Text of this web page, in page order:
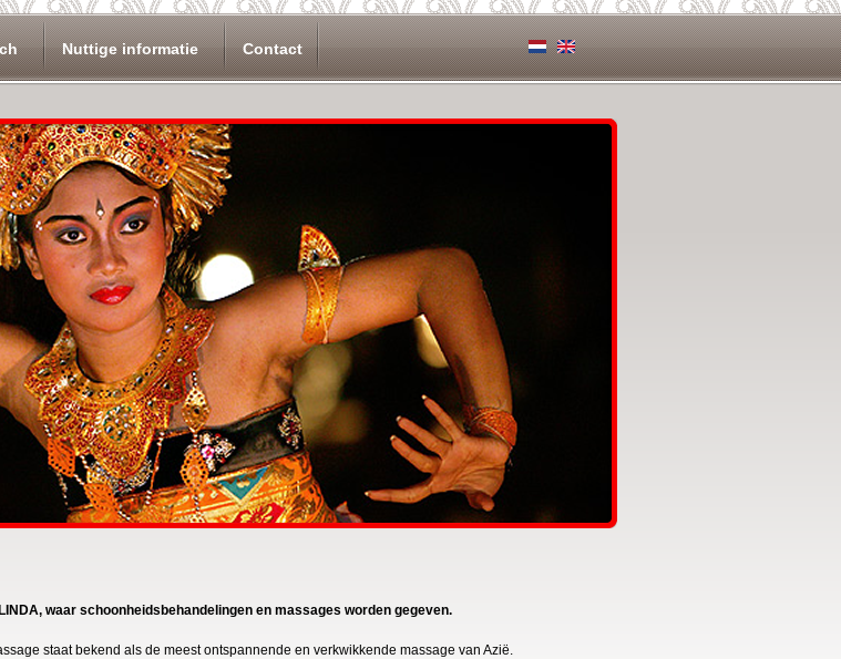
Nuttige informatie Contact
Nederlands
English
waar schoonheidsbehandelingen en massages worden gegeven.
staat bekend als de meest ontspannende en verkwikkende massage van Azië.